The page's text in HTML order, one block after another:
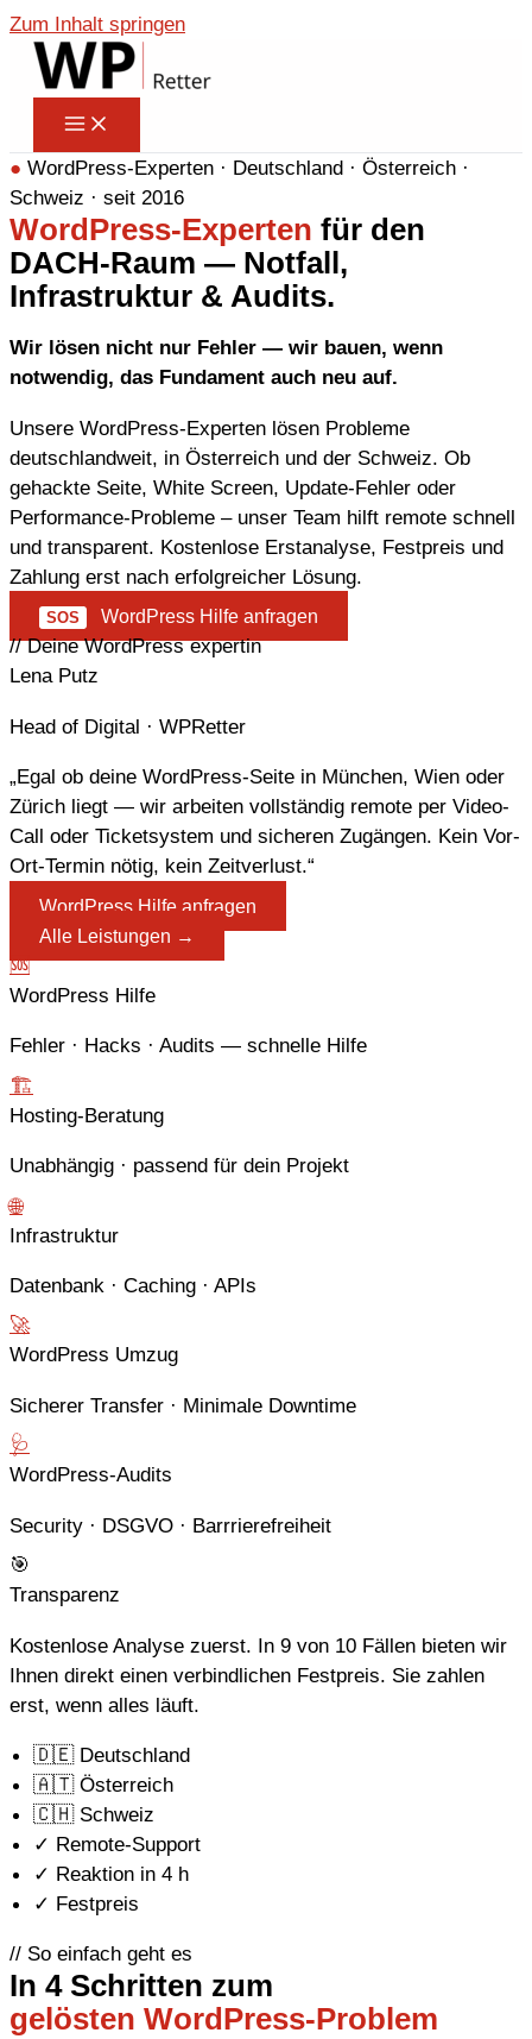
Zum Inhalt springen
● WordPress-Experten · Deutschland · Österreich ·
Schweiz · seit 2016
WordPress-Experten für den
DACH-Raum — Notfall,
Infrastruktur & Audits.
Wir lösen nicht nur Fehler — wir bauen, wenn
notwendig, das Fundament auch neu auf.
Unsere WordPress-Experten lösen Probleme
deutschlandweit, in Österreich und der Schweiz. Ob
gehackte Seite, White Screen, Update-Fehler oder
Performance-Probleme – unser Team hilft remote schnell
und transparent. Kostenlose Erstanalyse, Festpreis und
Zahlung erst nach erfolgreicher Lösung.
SOS WordPress Hilfe anfragen
// Deine WordPress expertin
Lena Putz
Head of Digital · WPRetter
„Egal ob deine WordPress-Seite in München, Wien oder
Zürich liegt — wir arbeiten vollständig remote per Video-
Call oder Ticketsystem und sicheren Zugängen. Kein Vor-
Ort-Termin nötig, kein Zeitverlust.“
WordPress Hilfe anfragen
Alle Leistungen →
🆘
WordPress Hilfe
Fehler · Hacks · Audits — schnelle Hilfe
🏗
Hosting-Beratung
Unabhängig · passend für dein Projekt
🌐
Infrastruktur
Datenbank · Caching · APIs
🚀
WordPress Umzug
Sicherer Transfer · Minimale Downtime
🩺
WordPress-Audits
Security · DSGVO · Barrrierefreiheit
🎯
Transparenz
Kostenlose Analyse zuerst. In 9 von 10 Fällen bieten wir
Ihnen direkt einen verbindlichen Festpreis. Sie zahlen
erst, wenn alles läuft.
🇩🇪Deutschland
🇦🇹Österreich
🇨🇭Schweiz
✓ Remote-Support
✓ Reaktion in 4 h
✓ Festpreis
// So einfach geht es
In 4 Schritten zum
gelösten WordPress-Problem